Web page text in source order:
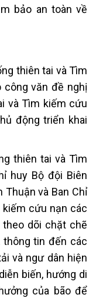
bảo an toàn về
thiên tai và Tìm
công văn đề nghị
và Tìm kiếm cứu
động triển khai
thiên tai và Tìm
huy Bộ đội Biên
Thuận và Ban Chỉ
kiếm cứu nạn các
theo dõi chặt chẽ
thông tin đến các
và ngư dân hiện
biến, hướng di
của bão để